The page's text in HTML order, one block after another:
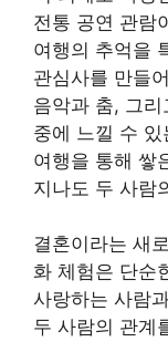
전통 공연 관람
여행의 추억을
관심사를 만들
음악과 춤, 그
중에 느낄 수
여행을 통해 쌓
지나도 두 사람
결혼이라는 새
화 체험은 단순
사랑하는 사람
두 사람의 관계